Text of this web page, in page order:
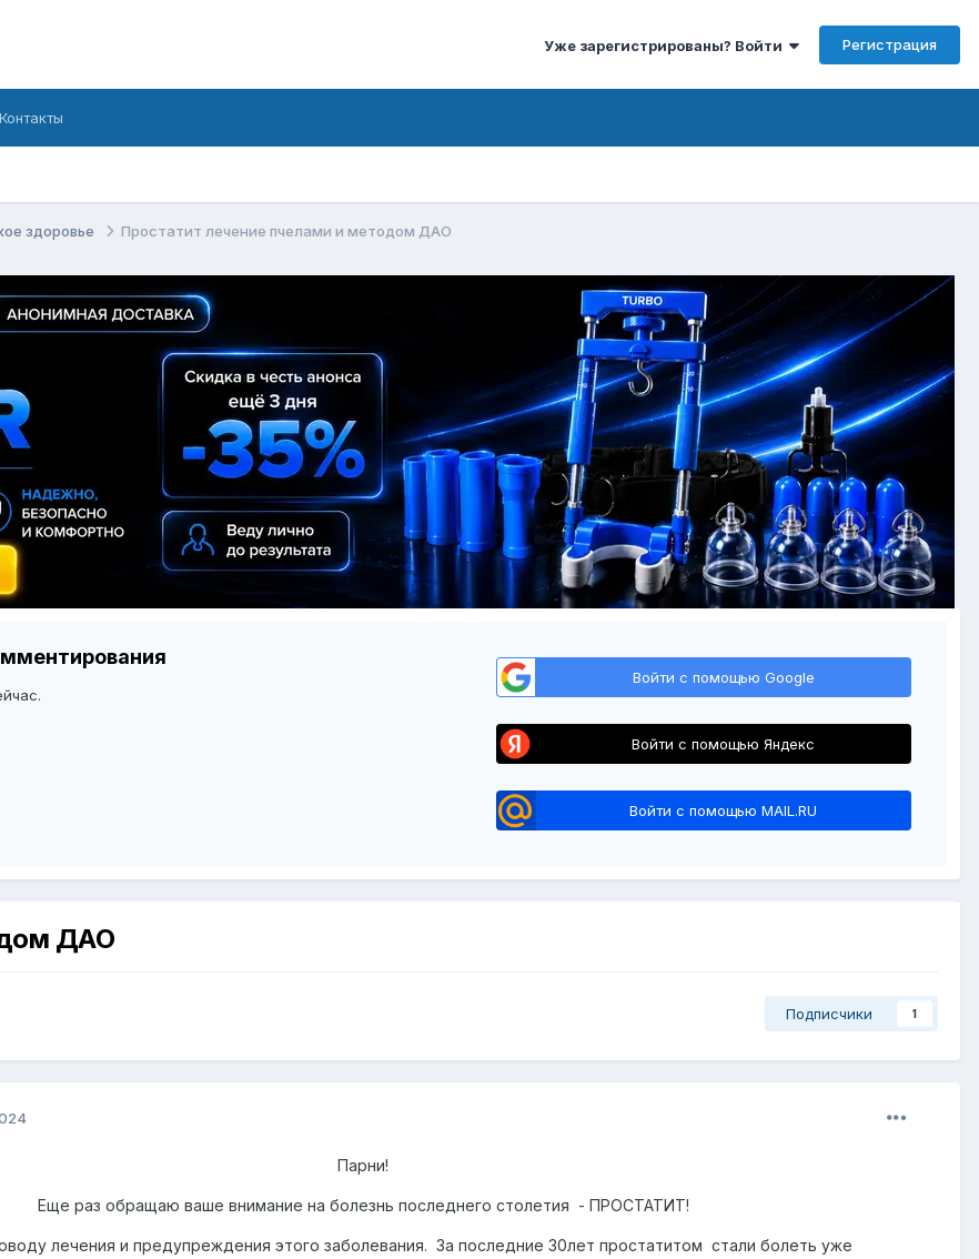
Уже зарегистрированы? Войти Регистрация
Контакты
здоровье Простатит лечение пчелами и методом ДАО
Войти с помощью Google
Войти с помощью Яндекс
Войти с помощью MAIL.RU
ДАО
Подписчики 1
Парни!
Еще раз обращаю ваше внимание на болезнь последнего столетия - ПРОСТАТИТ!
лечения и предупреждения этого заболевания. За последние 30лет простатитом стали болеть уже